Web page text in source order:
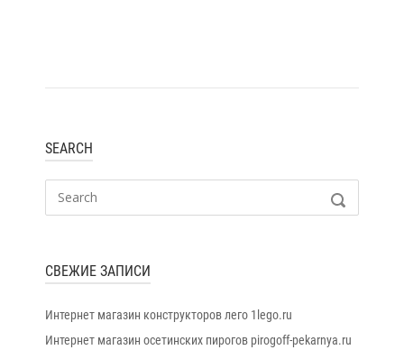
SEARCH
SEARCH
СВЕЖИЕ ЗАПИСИ
Интернет магазин конструкторов лего 1lego.ru
Интернет магазин осетинских пирогов pirogoff-pekarnya.ru